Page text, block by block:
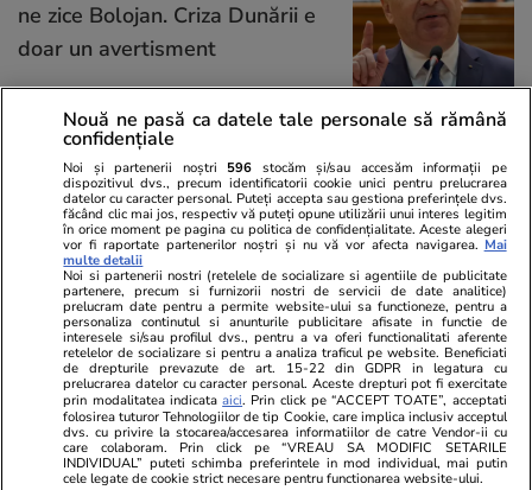
ne zice Bolojan. Criza Dunării e
doar un avertisment
07 aug.
Cum supraviețuiești unui șef
prost
07 aug.
Puține zone economice de
succes, privilegiile de la vârful
Nouă ne pasă ca datele tale personale să rămână
confidențiale
Noi și partenerii noștri 596 stocăm și/sau accesăm informații pe
dispozitivul dvs., precum identificatorii cookie unici pentru prelucrarea
datelor cu caracter personal. Puteți accepta sau gestiona preferințele dvs.
făcând clic mai jos, respectiv vă puteți opune utilizării unui interes legitim
în orice moment pe pagina cu politica de confidențialitate. Aceste alegeri
vor fi raportate partenerilor noștri și nu vă vor afecta navigarea. Mai
multe detalii
Noi si partenerii nostri (retelele de socializare si agentiile de publicitate
partenere, precum si furnizorii nostri de servicii de date analitice)
prelucram date pentru a permite website-ului sa functioneze, pentru a
personaliza continutul si anunturile publicitare afisate in functie de
interesele si/sau profilul dvs., pentru a va oferi functionalitati aferente
retelelor de socializare si pentru a analiza traficul pe website. Beneficiati
de drepturile prevazute de art. 15-22 din GDPR in legatura cu
prelucrarea datelor cu caracter personal. Aceste drepturi pot fi exercitate
prin modalitatea indicataaici. Prin click pe “ACCEPT TOATE”, acceptati
folosirea tuturor Tehnologiilor de tip Cookie, care implica inclusiv acceptul
dvs. cu privire la stocarea/accesarea informatiilor de catre Vendor-ii cu
care colaboram. Prin click pe “VREAU SA MODIFIC SETARILE
INDIVIDUAL” puteti schimba preferintele in mod individual, mai putin
cele legate de cookie strict necesare pentru functionarea website-ului.